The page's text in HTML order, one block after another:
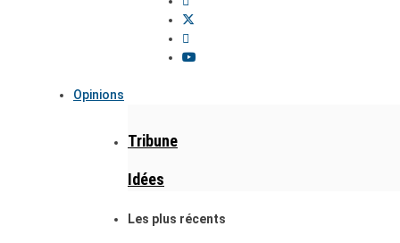
Opinions
Tribune
Idées
Les plus récents